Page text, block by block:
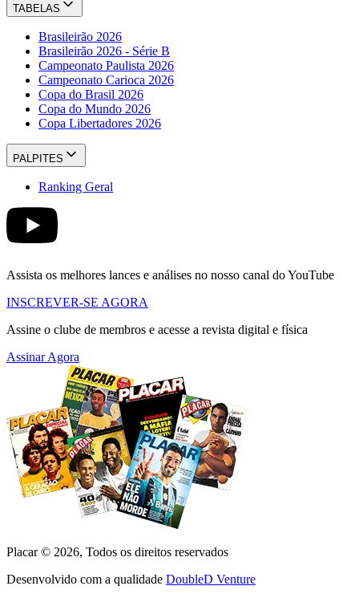
TABELAS
Brasileirão 2026
Brasileirão 2026 - Série B
Campeonato Paulista 2026
Campeonato Carioca 2026
Copa do Brasil 2026
Copa do Mundo 2026
Copa Libertadores 2026
PALPITES
Ranking Geral
Assista os melhores lances e análises no nosso canal do YouTube
INSCREVER-SE AGORA
Assine o clube de membros e acesse a revista digital e física
Assinar Agora
Placar © 2026, Todos os direitos reservados
Desenvolvido com a qualidade DoubleD Venture